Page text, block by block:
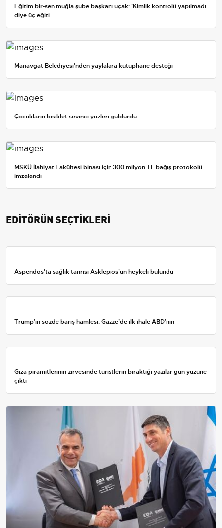
Eğitim bir-sen muğla şube başkanı uçak: 'Kimlik kontrolü yapılmadı
diye üç eğiti...
Manavgat Belediyesi'nden yaylalara kütüphane desteği
Çocukların bisiklet sevinci yüzleri güldürdü
MSKÜ İlahiyat Fakültesi binası için 300 milyon TL bağış protokolü
imzalandı
EDİTÖRÜN SEÇTİKLERİ
Aspendos'ta sağlık tanrısı Asklepios'un heykeli bulundu
Trump’ın sözde barış hamlesi: Gazze’de ilk ihale ABD’nin
Giza piramitlerinin zirvesinde turistlerin bıraktığı yazılar gün yüzüne
çıktı